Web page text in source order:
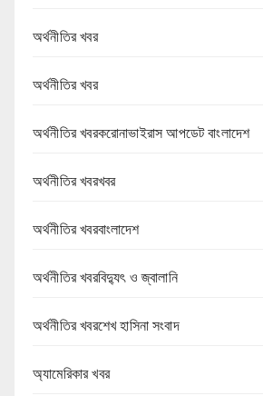
অর্থনীতির খবর
অর্থনীতির খবর
অর্থনীতির খবরকরোনাভাইরাস আপডেট বাংলাদেশ
অর্থনীতির খবরখবর
অর্থনীতির খবরবাংলাদেশ
অর্থনীতির খবরবিদ্যুৎ ও জ্বালানি
অর্থনীতির খবরশেখ হাসিনা সংবাদ
অ্যামেরিকার খবর